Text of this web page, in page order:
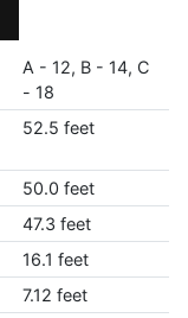
A - 12, B - 14, C
- 18
52.5 feet
50.0 feet
47.3 feet
16.1 feet
7.12 feet